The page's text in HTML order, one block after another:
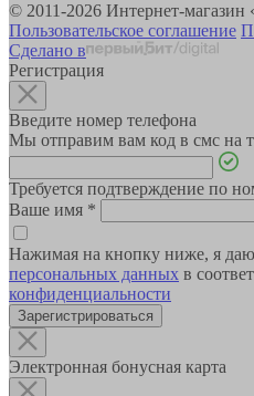
© 2011-2026 Интернет-
Пользовательское соглашение
Сделано в
Регистрация
Введите номер телефона
Мы отправим вам код в смс на
Требуется подтверждение по
Ваше имя *
Нажимая на кнопку ниже, я даю
персональных данных в
конфиденциальности
Зарегистрироваться
Электронная бонусная карта